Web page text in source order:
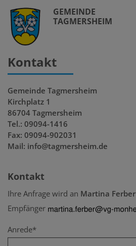
GEMEINDE
TAGMERSHEIM
Kontakt
Gemeinde Tagmersheim
Kirchplatz 1
86704 Tagmersheim
Tel.: 09094-1416
Fax: 09094-902031
Mail: info@tagmersheim.de
Kontakt
Ihre Anfrage wird an Martina Ferber
Empfänger
Anrede*